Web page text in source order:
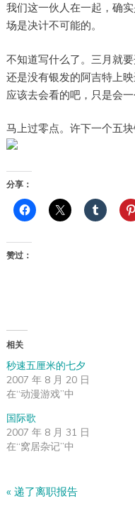
我们这一伙人在一起，确
场是决计不可能的。
不知道写什么了。三月就要
还是没有银发的阿吉特上映
应该去会看的吧，只是会
马上过零点。许下一个五
分享：
赞过：
相关
秒速五厘米的七夕
2007 年 8 月 20 日
在“动漫游戏”中
国际歌
2007 年 8 月 31 日
在“窝居杂记”中
« 递了离职报告